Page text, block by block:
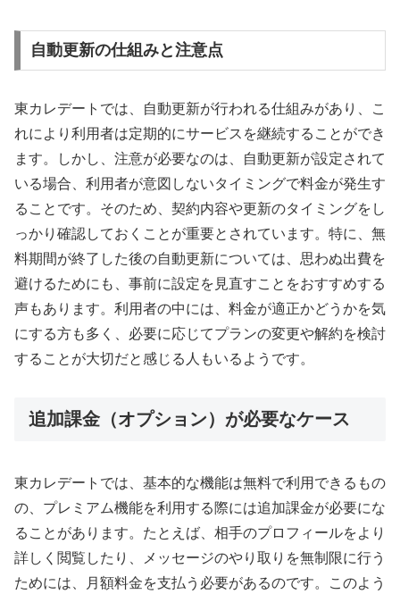
自動更新の仕組みと注意点
東カレデートでは、自動更新が行われる仕組みがあり、こ
れにより利用者は定期的にサービスを継続することができ
ます。しかし、注意が必要なのは、自動更新が設定されて
いる場合、利用者が意図しないタイミングで料金が発生す
ることです。そのため、契約内容や更新のタイミングをし
っかり確認しておくことが重要とされています。特に、無
料期間が終了した後の自動更新については、思わぬ出費を
避けるためにも、事前に設定を見直すことをおすすめする
声もあります。利用者の中には、料金が適正かどうかを気
にする方も多く、必要に応じてプランの変更や解約を検討
することが大切だと感じる人もいるようです。
追加課金（オプション）が必要なケース
東カレデートでは、基本的な機能は無料で利用できるもの
の、プレミアム機能を利用する際には追加課金が必要にな
ることがあります。たとえば、相手のプロフィールをより
詳しく閲覧したり、メッセージのやり取りを無制限に行う
ためには、月額料金を支払う必要があるのです。このよう